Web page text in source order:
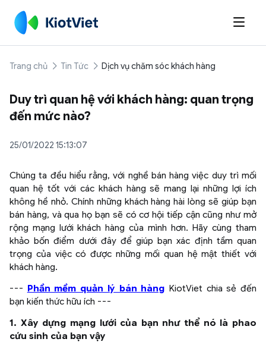

Trang chủ Tin Tức Dịch vụ chăm sóc khách hàng
Duy trì quan hệ với khách hàng: quan trọng
đến mức nào?
25/01/2022 15:13:07
Chúng ta đều hiểu rằng, với nghề bán hàng việc duy trì mối
quan hệ tốt với các khách hàng sẽ mang lại những lợi ích
không hề nhỏ. Chính những khách hàng hài lòng sẽ giúp bạn
bán hàng, và qua họ bạn sẽ có cơ hội tiếp cận cũng như mở
rộng mạng lưới khách hàng của mình hơn. Hãy cùng tham
khảo bốn điểm dưới đây để giúp bạn xác định tầm quan
trọng của việc có được những mối quan hệ mật thiết với
khách hàng.
--- Phần mềm quản lý bán hàng KiotViet chia sẻ đến
bạn kiến thức hữu ích ---
1. Xây dựng mạng lưới của bạn như thể nó là phao
cứu sinh của bạn vậy